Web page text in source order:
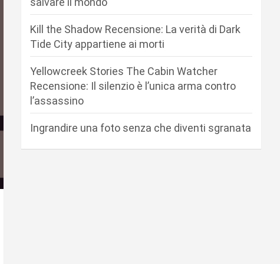
Kill the Shadow Recensione: La verità di Dark
Tide City appartiene ai morti
Yellowcreek Stories The Cabin Watcher
Recensione: Il silenzio è l’unica arma contro
l’assassino
Ingrandire una foto senza che diventi sgranata